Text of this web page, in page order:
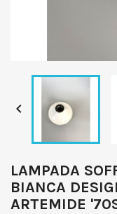

LAMPADA
BIANCA
ARTEMIDE